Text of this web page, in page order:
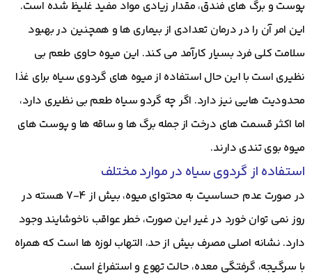
پوست و برگ های فندق، مقدار زیادی مواد مفید غلیظ شده است.
این امر آن را در درمان تعدادی از بیماری ها و همچنین در بهبود
سلامت کلی فرد بسیار کارآمد می کند. این میوه حاوی طعم بی
نظیری است با این حال استفاده از میوه های گردوی سیاه برای غذا
محدودیت هایی نیز دارد. اگر چه گردو سیاه طعم بی نظیری دارد،
اما اکثر قسمت های درخت از جمله برگ ها و ساقه ها و پوست های
میوه بوی تندی دارند.
استفاده از گردوی سیاه در موارد مختلف
در صورت عدم حساسیت به محتوای میوه، بیش از 4-7 هسته در
روز نمی توان خورد در غیر این صورت، خطر عواقب ناخوشایند وجود
دارد. نشانه اصلی مصرف بیش از حد، التهاب لوزه ها است که همراه
با سرگیجه، گرفتگی معده، حالت تهوع و استفراغ است.